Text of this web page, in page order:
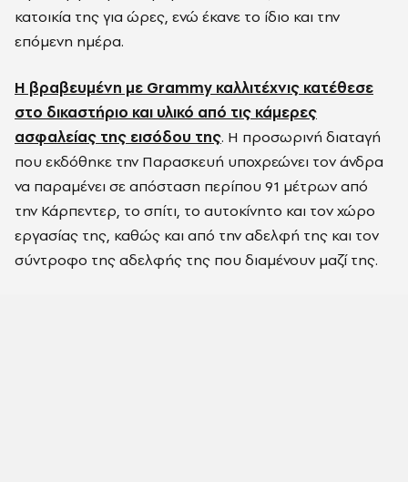
κατοικία της για ώρες, ενώ έκανε το ίδιο και την
επόμενη ημέρα.
Η βραβευμένη με Grammy καλλιτέχνις κατέθεσε
στο δικαστήριο και υλικό από τις κάμερες
ασφαλείας της εισόδου της. Η προσωρινή διαταγή
που εκδόθηκε την Παρασκευή υποχρεώνει τον άνδρα
να παραμένει σε απόσταση περίπου 91 μέτρων από
την Κάρπεντερ, το σπίτι, το αυτοκίνητο και τον χώρο
εργασίας της, καθώς και από την αδελφή της και τον
σύντροφο της αδελφής της που διαμένουν μαζί της.